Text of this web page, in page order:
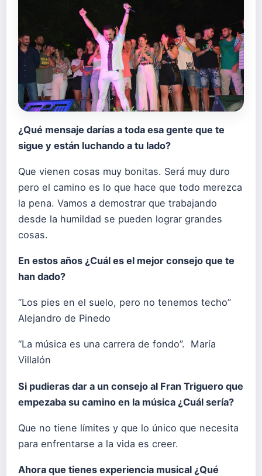
¿Qué mensaje darías a toda esa gente que te
sigue y están luchando a tu lado?
Que vienen cosas muy bonitas. Será muy duro
pero el camino es lo que hace que todo merezca
la pena. Vamos a demostrar que trabajando
desde la humildad se pueden lograr grandes
cosas.
En estos años ¿Cuál es el mejor consejo que te
han dado?
“Los pies en el suelo, pero no tenemos techo”
Alejandro de Pinedo
“La música es una carrera de fondo”. María
Villalón
Si pudieras dar a un consejo al Fran Triguero que
empezaba su camino en la música ¿Cuál sería?
Que no tiene límites y que lo único que necesita
para enfrentarse a la vida es creer.
Ahora que tienes experiencia musical ¿Qué